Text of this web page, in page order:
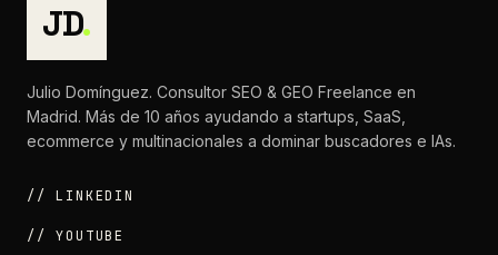
JD.
Julio Domínguez. Consultor SEO & GEO Freelance en
Madrid. Más de 10 años ayudando a startups, SaaS,
ecommerce y multinacionales a dominar buscadores e IAs.
// LINKEDIN
// YOUTUBE